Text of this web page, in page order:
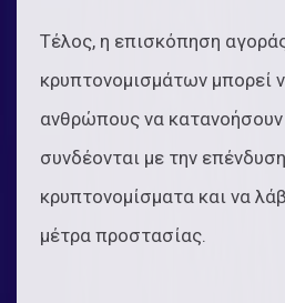
Τέλος, η επισκόπηση
κρυπτονομισμάτων μπορεί
ανθρώπους να κατανοήσουν
συνδέονται με την
κρυπτονομίσματα και να
μέτρα προστασίας.